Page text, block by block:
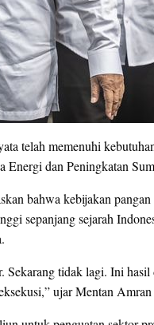
telah memenuhi
Energi dan Peningkatan
bahwa kebijakan
sepanjang sejarah
tidak lagi. Ini hasil
ujar Mentan